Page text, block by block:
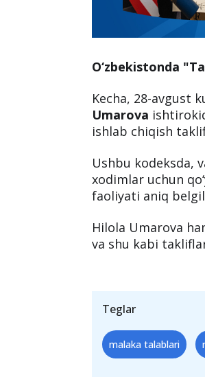
O‘zbekistonda
Kecha, 28-avgust
Umarova
ishlab chiqish
Ushbu kodeksda,
xodimlar uchun
faoliyati aniq
Hilola Umarova
va shu kabi
Teglar
malaka talablari